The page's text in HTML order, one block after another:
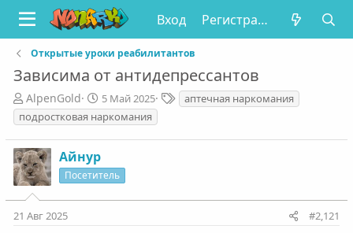
Вход Регистрация
Открытые уроки реабилитантов
Зависима от антидепрессантов
А
в
т
о
р
т
е
м
ы
AlpenGold
Д
а
т
а
н
а
ч
а
5 Май 2025
Т
е
и
аптечная наркомания
подростковая наркомания
Айнур
Посетитель
21 Авг 2025 #2,121